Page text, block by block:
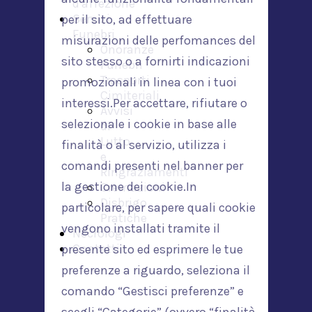
per il sito, ad effettuare
misurazioni delle perfomances del
sito stesso o a fornirti indicazioni
promozionali in linea con i tuoi
interessi.Per accettare, rifiutare o
selezionale i cookie in base alle
finalità o al servizio, utilizza i
comandi presenti nel banner per
la gestione dei cookie.In
particolare, per sapere quali cookie
vengono installati tramite il
presente sito ed esprimere le tue
preferenze a riguardo, seleziona il
comando “Gestisci preferenze” e
d'affezione
Servizi
Funebri
Onoranze
Funebri
Trasporti
Cimiteriali
Avvisi
di
Lutto
e
Ringraziamenti
Cremazioni
Disbrigo
Pratiche
Necrologi
Contatti